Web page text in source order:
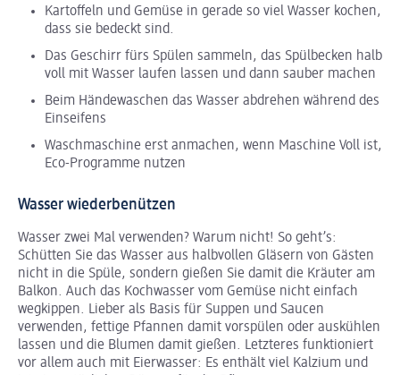
Kartoffeln und Gemüse in gerade so viel Wasser kochen,
dass sie bedeckt sind.
Das Geschirr fürs Spülen sammeln, das Spülbecken halb
voll mit Wasser laufen lassen und dann sauber machen
Beim Händewaschen das Wasser abdrehen während des
Einseifens
Waschmaschine erst anmachen, wenn Maschine Voll ist,
Eco-Programme nutzen
Wasser wiederbenützen
Wasser zwei Mal verwenden? Warum nicht! So geht’s:
Schütten Sie das Wasser aus halbvollen Gläsern von Gästen
nicht in die Spüle, sondern gießen Sie damit die Kräuter am
Balkon. Auch das Kochwasser vom Gemüse nicht einfach
wegkippen. Lieber als Basis für Suppen und Saucen
verwenden, fettige Pfannen damit vorspülen oder auskühlen
lassen und die Blumen damit gießen. Letzteres funktioniert
vor allem auch mit Eierwasser: Es enthält viel Kalzium und